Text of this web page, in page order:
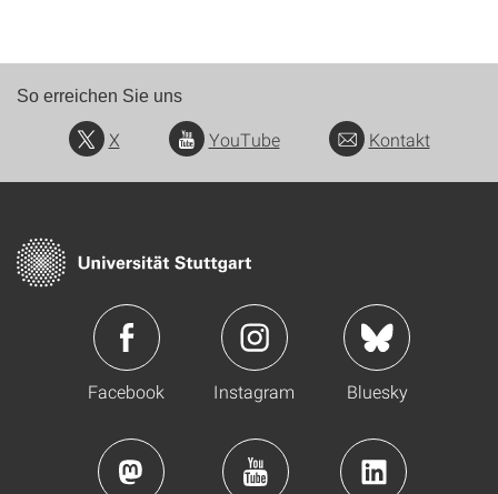
So erreichen Sie uns
X YouTube Kontakt
Facebook Instagram Bluesky